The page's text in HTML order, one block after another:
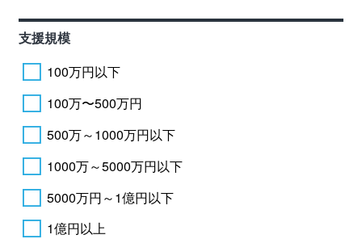
支援規模
100万円以下
100万〜500万円
500万～1000万円以下
1000万～5000万円以下
5000万円～1億円以下
1億円以上